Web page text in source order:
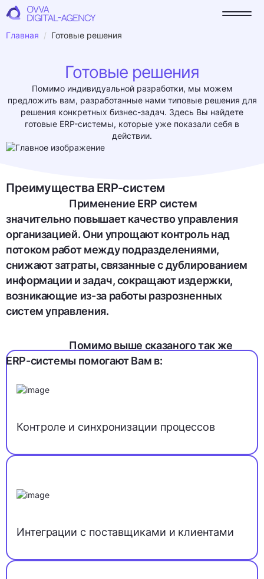
Главная Готовые решения
Готовые решения
Помимо индивидуальной разработки, мы можем
предложить вам, разработанные нами типовые решения для
решения конкретных бизнес-задач. Здесь Вы найдете
готовые ERP-системы, которые уже показали себя в
действии.
Преимущества ERP-систем
Применение ERP систем
значительно повышает качество управления
организацией. Они упрощают контроль над
потоком работ между подразделениями,
снижают затраты, связанные с дублированием
информации и задач, сокращают издержки,
возникающие из-за работы разрозненных
систем управления.
Помимо выше сказаного так же
ERP-системы помогают Вам в:
Контроле и синхронизации процессов
Интеграции с поставщиками и клиентами